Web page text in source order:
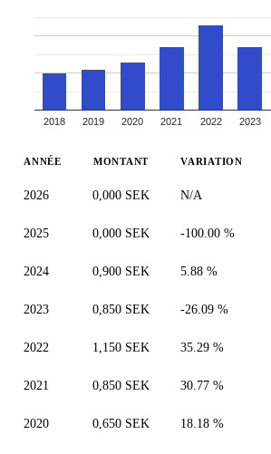
2018 2019 2020 2021 2022 2023
ANNÉE MONTANT VARIATION
2026 0,000 SEK N/A
2025 0,000 SEK -100.00 %
2024 0,900 SEK 5.88 %
2023 0,850 SEK -26.09 %
2022 1,150 SEK 35.29 %
2021 0,850 SEK 30.77 %
2020 0,650 SEK 18.18 %